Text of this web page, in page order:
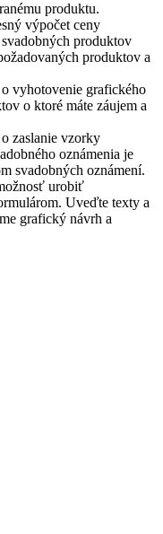
produktu.
výpočet ceny
produktov
produktov a
vyhotovenie grafického
o ktoré máte záujem a
zaslanie vzorky
oznámenia je
svadobných oznámení.
urobiť
Uveďte texty a
grafický návrh a